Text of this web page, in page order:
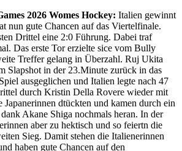
2026 Womes Hockey: Italien gewinnt
nun gute Chancen auf das Viertelfinale.
Drittel eine 2:0 Führung. Dabei traf
Das erste Tor erzielte sice vom Bully
Treffer gelang in Überzahl. Ruj Ukita
Slapshot in der 23.Minute zurück in das
ausgeglichen und Italien legte nach 47
durch Kristin Della Rovere wieder mit
dtückten und kamen durch ein
Akane Shiga nochmals heran. In der
aber zu hektisch und so feiertn die
Sieg. Damit stehen die Italienerinnen
haben gute Chancen auf den